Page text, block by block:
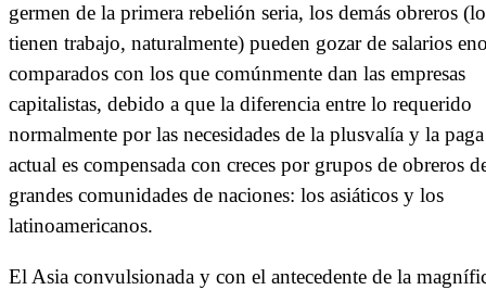
germen de la primera rebelión seria, los demás obreros
tienen trabajo, naturalmente) pueden gozar de salarios
comparados con los que comúnmente dan las empresas
capitalistas, debido a que la diferencia entre lo requerido
normalmente por las necesidades de la plusvalía y la paga
actual es compensada con creces por grupos de obreros
grandes comunidades de naciones: los asiáticos y los
latinoamericanos.
El Asia convulsionada y con el antecedente de la